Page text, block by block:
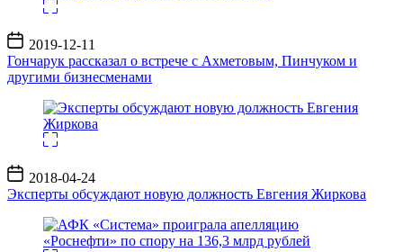
Дата
записи
2019-12-11
Гончарук рассказал о встрече с Ахметовым, Пинчуком и
другими бизнесменами
Дата
записи
2018-04-24
Эксперты обсуждают новую должность Евгения Жиркова